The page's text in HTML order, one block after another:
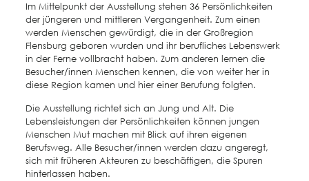
Im Mittelpunkt der Ausstellung stehen 36 Persönlichkeiten
der jüngeren und mittleren Vergangenheit. Zum einen
werden Menschen gewürdigt, die in der Großregion
Flensburg geboren wurden und ihr berufliches Lebenswerk
in der Ferne vollbracht haben. Zum anderen lernen die
Besucher/innen Menschen kennen, die von weiter her in
diese Region kamen und hier einer Berufung folgten.
Die Ausstellung richtet sich an Jung und Alt. Die
Lebensleistungen der Persönlichkeiten können jungen
Menschen Mut machen mit Blick auf ihren eigenen
Berufsweg. Alle Besucher/innen werden dazu angeregt,
sich mit früheren Akteuren zu beschäftigen, die Spuren
hinterlassen haben.